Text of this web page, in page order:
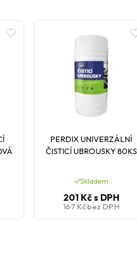
PERDIX UNIVERZÁLNÍ
ČISTICÍ UBROUSKY 80KS
Skladem
201 Kčs DPH
167 Kčbez DPH